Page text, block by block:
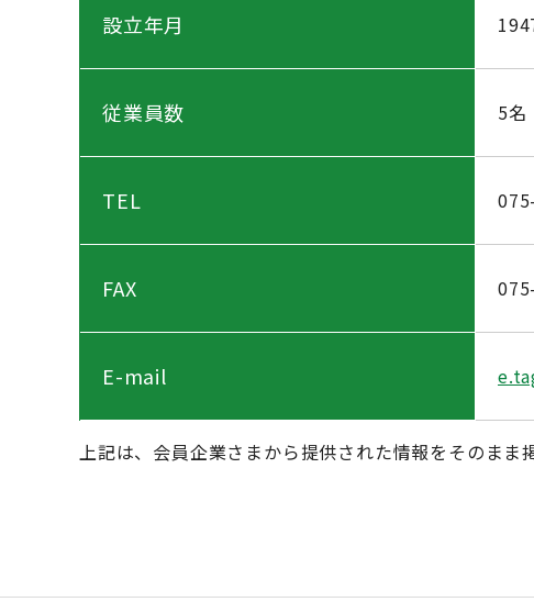
設立年月
従業員数 5名
TEL
FAX
E-mail
上記は、会員企業さまから提供された情報をそのまま